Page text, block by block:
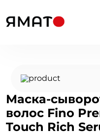
Маска-
волос Fino
Touch Rich